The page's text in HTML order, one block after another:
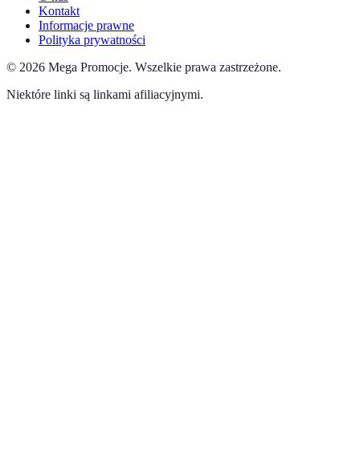
Kontakt
Informacje prawne
Polityka prywatności
© 2026 Mega Promocje. Wszelkie prawa zastrzeżone.
Niektóre linki są linkami afiliacyjnymi.